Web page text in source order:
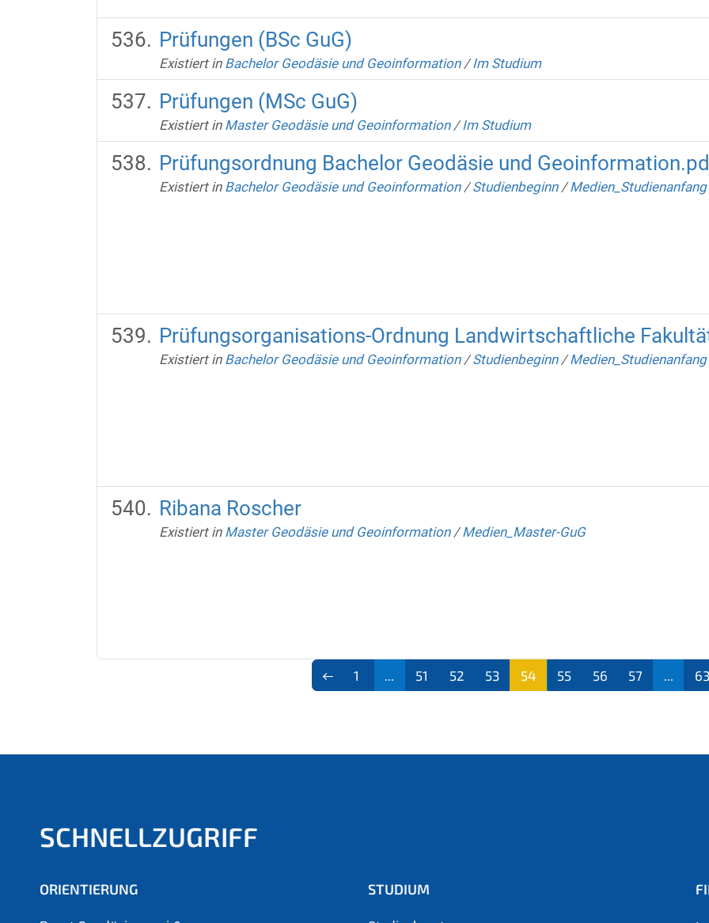
Prüfungen (BSc GuG)
Existiert in Bachelor Geodäsie und Geoinformation /Im Studium
Prüfungen (MSc GuG)
Existiert in Master Geodäsie und Geoinformation /Im Studium
Prüfungsordnung Bachelor Geodäsie und
Existiert in Bachelor Geodäsie und Geoinformation /Studienbeginn /Medien_Studienanfang
Prüfungsorganisations-Ordnung Landwirtschaftliche
Existiert in Bachelor Geodäsie und Geoinformation /Studienbeginn /Medien_Studienanfang
Ribana Roscher
Existiert in Master Geodäsie und Geoinformation /Medien_Master-GuG
1 51 52 53
54
55 56 57 63
SCHNELLZUGRIFF
ORIENTIERUNG STUDIUM